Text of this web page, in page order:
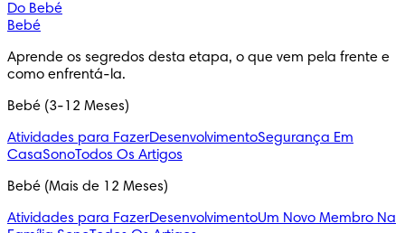
Do Bebé
Bebé
Aprende os segredos desta etapa, o que vem pela frente e
como enfrentá-la.
Bebé (3-12 Meses)
Atividades para FazerDesenvolvimentoSegurança Em
CasaSonoTodos Os Artigos
Bebé (Mais de 12 Meses)
Atividades para FazerDesenvolvimentoUm Novo Membro Na